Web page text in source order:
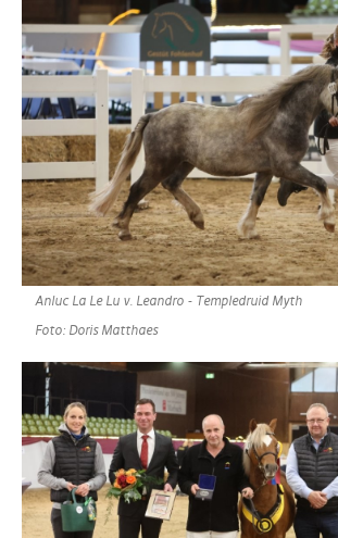
Anluc La Le Lu v. Leandro - Templedruid Myth
Foto: Doris Matthaes